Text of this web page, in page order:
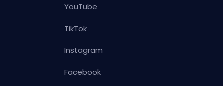
YouTube
TikTok
Instagram
Facebook